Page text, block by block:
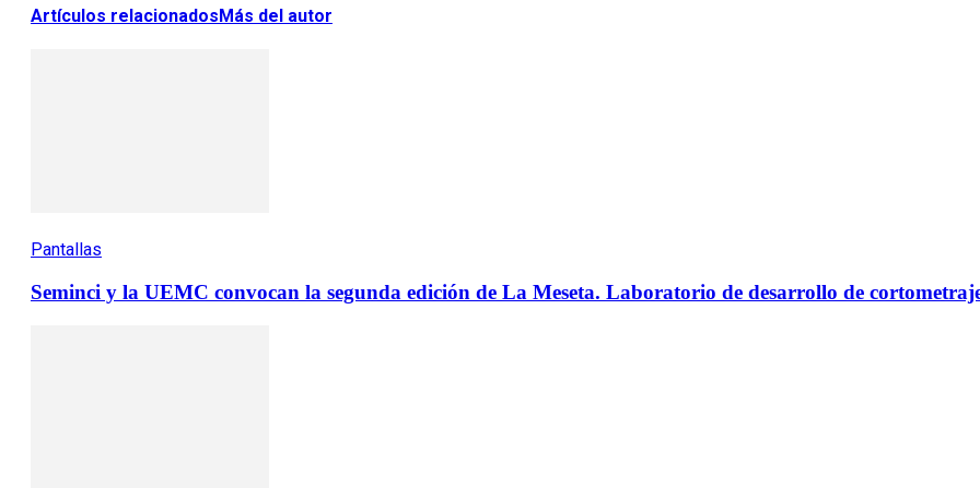
Artículos relacionadosMás del autor
Pantallas
Seminci y la UEMC convocan la segunda edición de La Meseta. Laboratorio de desarrollo de